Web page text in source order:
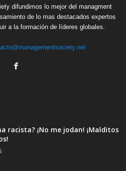
difundimos lo mejor del managment
de lo mas destacados expertos
a la formación de líderes globales.
racista? ¡No me jodan! ¡Malditos